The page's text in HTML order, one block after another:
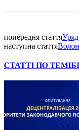
попередня стаття
наступна стаття
СТАТТІ ПО ТЕМІ